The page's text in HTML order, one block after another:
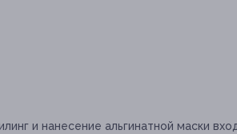
и нанесение альгинатной маски